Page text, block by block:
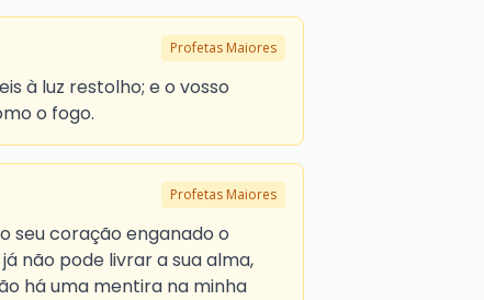
Profetas Maiores
à luz restolho; e o vosso
o fogo.
Profetas Maiores
seu coração enganado o
não pode livrar a sua alma,
há uma mentira na minha